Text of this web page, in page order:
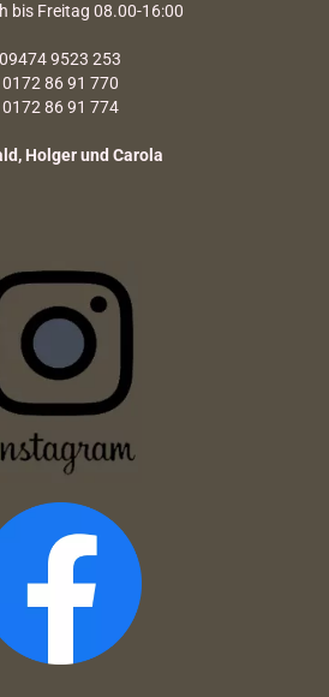
bis Freitag 08.00-16:00
09474 9523 253
0172 86 91 770
0172 86 91 774
Holger und Carola